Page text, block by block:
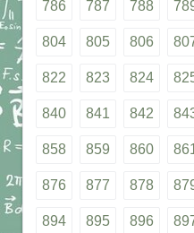
786 787 788
804 805 806
822 823 824
840 841 842
858 859 860
876 877 878
894 895 896